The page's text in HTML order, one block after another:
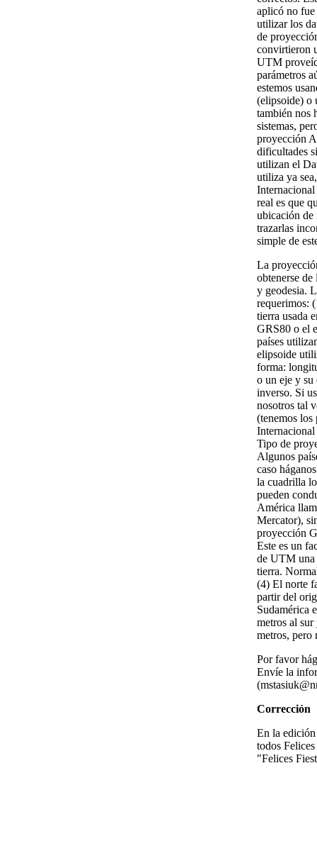
aplicó no fue
utilizar los
de
convirtieron
UTM
parámetros
estemos
(elipsoide) o
también nos
sistemas,
proyección
dificultades
utilizan el
utiliza ya
real es que
ubicación de
trazarlas
simple de
La
obtenerse
y geodesia.
requerimos:
tierra usada
GRS80 o el
países
elipsoide
forma:
o un eje y su
inverso. Si
nosotros tal
(tenemos
Tipo de
Algunos
caso
la cuadrilla
pueden
América
Mercator),
proyección
Este es un
de UTM una
tierra.
(4) El norte
partir del
Sudamérica
metros al
metros, pero
Por favor
Envíe la
(
Corrección
En la
todos
"Felices